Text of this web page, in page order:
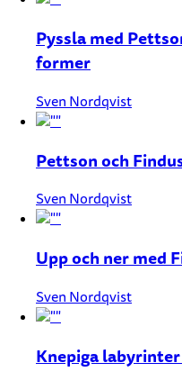
Pyssla med
former
Sven Nordqvist
Pettson och
Sven Nordqvist
Upp och ner med
Sven Nordqvist
Knepiga